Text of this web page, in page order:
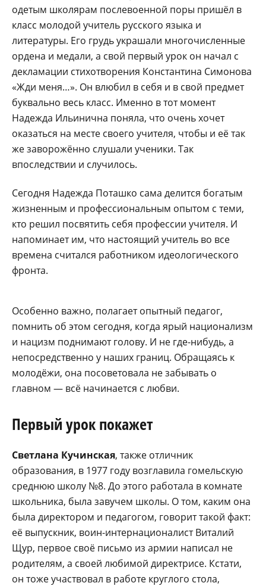
одетым шко­лярам послевоенной поры при­шёл в
класс молодой учитель русского языка и
литературы. Его грудь украшали многочис­ленные
ордена и медали, а свой первый урок он начал с
декла­мации стихотворения Констан­тина Симонова
«Жди меня…». Он влюбил в себя и в свой предмет
буквально весь класс. Именно в тот момент
Надежда Ильинична поняла, что очень хочет
оказаться на месте свое­го учителя, чтобы и её так
же заворожённо слушали ученики. Так
впоследствии и случилось.
Сегодня Надежда Поташко сама делится богатым
жизнен­ным и профессиональным опы­том с теми,
кто решил посвя­тить себя профессии учителя. И
напоминает им, что насто­ящий учитель во все
времена считался работником идеоло­гического
фронта.
Особенно важно, полага­ет опытный педагог,
помнить об этом сегодня, когда ярый национализм
и нацизм подни­мают голову. И не где-нибудь, а
непосредственно у наших границ. Обращаясь к
молодё­жи, она посоветовала не забы­вать о
главном — всё начина­ется с любви.
Первый урок покажет
Светлана Кучинская, также отличник
образования, в 1977 году возглавила гомельскую
среднюю школу №8. До это­го работала в комнате
школь­ника, была завучем школы. О том, каким она
была дирек­тором и педагогом, говорит такой факт:
её выпускник, воин-интернационалист Вита­лий
Щур, первое своё письмо из армии написал не
родите­лям, а своей любимой дирек­трисе. Кстати,
он тоже уча­ствовал в работе круглого сто­ла,